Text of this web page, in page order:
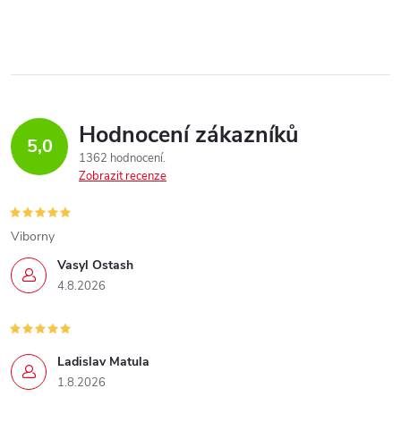
5,0 Hodnocení zákazníků
1362 hodnocení
Zobrazit recenze
Vasyl Ostash
4.8.2026
Viborny
Ladislav Matula
1.8.2026